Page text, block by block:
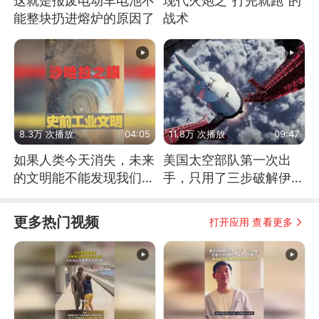
能整块扔进熔炉的原因了
战术
8.3万 次播放 04:05
如果人类今天消失，未来
的文明能不能发现我们存
11.8万 次播放 09:47
美国太空部队第一次出
手，只用了三步破解伊朗
更多热门视频 打开应用 查看更多